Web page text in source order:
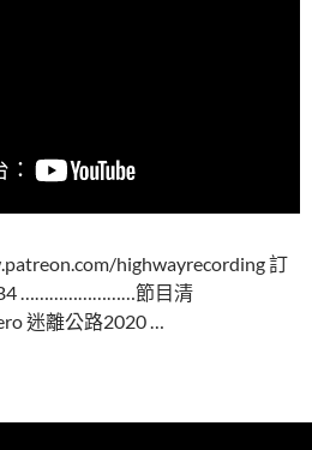
highwayrecording 訂
……………………節目清
迷離公路2020 …